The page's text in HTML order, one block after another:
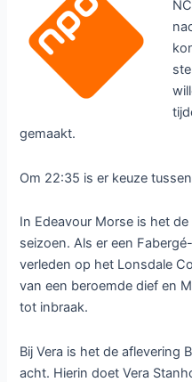
gemaakt.
Om 22:35 is er keuze tussen
In Edeavour Morse is het
seizoen. Als er een
verleden op het Lonsdale
van een beroemde dief en
tot inbraak.
Bij Vera is het de aflevering
acht. Hierin doet Vera